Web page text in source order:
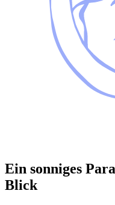
Ein sonniges
Blick